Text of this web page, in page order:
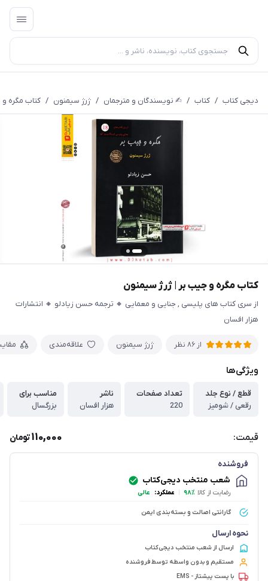
دیجی کتاب / کتاب / ✍︎ نویسندگان و مترجمان / ژرژ سیمنون / کتاب مگره
کتاب مگره و جیب بر | ژرژ سیمنون
از سری کتاب های پلیسی , جنایی و معمایی 🔸 ترجمه حسن زیادلو 🔸 انتشارات
هزار افسان
از86 نظر ژرژ سیمنون علاقه‌مندی
ویژگی‌ها
قطع / نوع جلد
رقعی / شومیز
تعداد صفحات
220
ناشر
هزار افسان
مناسب برای
بزرگسال
قیمت: 110,000تومان
فروشنده
شعب منتخب دیجی‌کتاب
رضایت از کالا ۹۸٪ عملکرد: عالی
گارانتی اصالت و بسته‌بندی ایمن
نحوه ارسال
ارسال از شعب منتخب دیجی‌کتاب
مستقیم و بدون واسطه توسط فروشنده
با پست پیشتاز - EMS